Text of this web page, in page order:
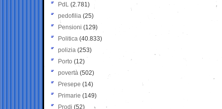
PdL (2.781)
pedofilia (25)
Pensioni (129)
Politica (40.833)
polizia (253)
Porto (12)
povertà (502)
Presepe (14)
Primarie (149)
Prodi (52)